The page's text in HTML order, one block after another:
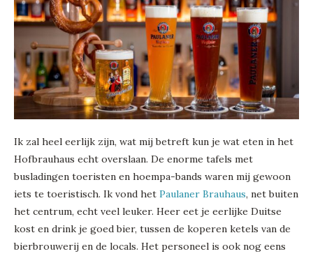
Ik zal heel eerlijk zijn, wat mij betreft kun je wat eten in het
Hofbrauhaus echt overslaan. De enorme tafels met
busladingen toeristen en hoempa-bands waren mij gewoon
iets te toeristisch. Ik vond het Paulaner Brauhaus, net buiten
het centrum, echt veel leuker. Heer eet je eerlijke Duitse
kost en drink je goed bier, tussen de koperen ketels van de
bierbrouwerij en de locals. Het personeel is ook nog eens